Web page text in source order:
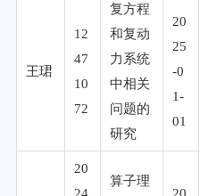
王珺
12
47
10
72
复方程
和复动
力系统
中相关
问题的
研究
20
25
-0
1-
01
20
24
算子理
20